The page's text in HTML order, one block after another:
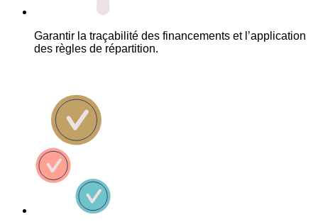
Garantir la traçabilité des financements et l’application
des règles de répartition.